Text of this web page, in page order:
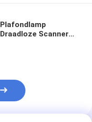
Plafondlamp
Draadloze Scanner